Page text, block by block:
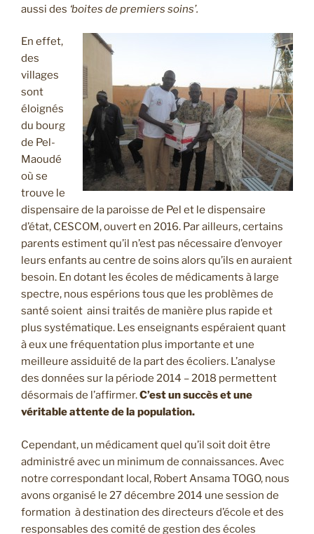
aussi des ‘boites de premiers soins’.
En effet,
des
villages
sont
éloignés
du bourg
de Pel-
Maoudé
où se
trouve le
dispensaire de la paroisse de Pel et le dispensaire
d’état, CESCOM, ouvert en 2016. Par ailleurs, certains
parents estiment qu’il n’est pas nécessaire d’envoyer
leurs enfants au centre de soins alors qu’ils en auraient
besoin. En dotant les écoles de médicaments à large
spectre, nous espérions tous que les problèmes de
santé soient ainsi traités de manière plus rapide et
plus systématique. Les enseignants espéraient quant
à eux une fréquentation plus importante et une
meilleure assiduité de la part des écoliers. L’analyse
des données sur la période 2014 – 2018 permettent
désormais de l’affirmer.C’est un succès et une
véritable attente de la population.
Cependant, un médicament quel qu’il soit doit être
administré avec un minimum de connaissances. Avec
notre correspondant local, Robert Ansama TOGO, nous
avons organisé le 27 décembre 2014 une session de
formation à destination des directeurs d’école et des
responsables des comité de gestion des écoles